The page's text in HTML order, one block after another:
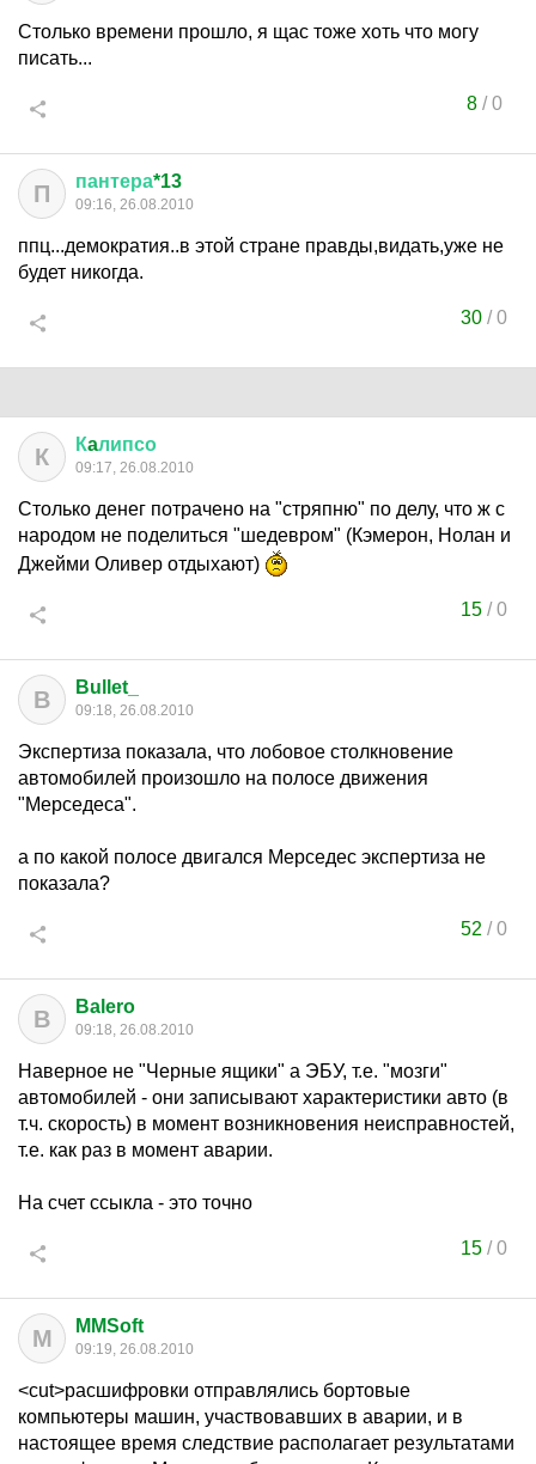
Столько времени прошло, я щас тоже хоть что могу
писать...
8/0
П пантера*13
09:16, 26.08.2010
ппц...демократия..в этой стране правды,видать,уже не
будет никогда.
30 /0
К Кaлипсо
09:17, 26.08.2010
Столько денег потрачено на "стряпню" по делу, что ж с
народом не поделиться "шедевром" (Кэмерон, Нолан и
Джейми Оливер отдыхают)
15 /0
B Bullet_
09:18, 26.08.2010
Экспертиза показала, что лобовое столкновение
автомобилей произошло на полосе движения
"Мерседеса".
а по какой полосе двигался Мерседес экспертиза не
показала?
52 /0
B Balero
09:18, 26.08.2010
Наверное не "Черные ящики" а ЭБУ, т.е. "мозги"
автомобилей - они записывают характеристики авто (в
т.ч. скорость) в момент возникновения неисправностей,
т.е. как раз в момент аварии.
На счет ссыкла - это точно
15 /0
M MMSoft
09:19, 26.08.2010
<cut>расшифровки отправлялись бортовые
компьютеры машин, участвовавших в аварии, и в
настоящее время следствие располагает результатами